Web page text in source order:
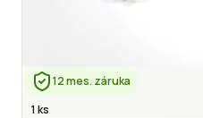
12 mes. záruka
1 ks